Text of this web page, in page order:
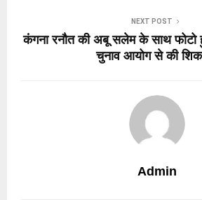
NEXT POST
कंगना रनौत की अबू सलेम के साथ फोटो
चुनाव आयोग से की
Admin